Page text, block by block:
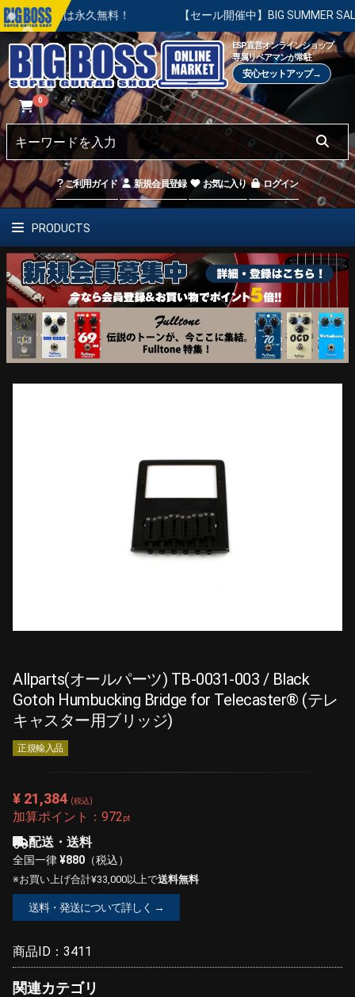
は永久無料！ 【セール開催中】BIG SUMMER SALE | 対
ESP直営オンラインショップ
専属リペアマンが常駐
安心セットアップ→
0
ご利用ガイド 新規会員登録 お気に入り ログイン
PRODUCTS
Allparts(オールパーツ) TB-0031-003 / Black
Gotoh Humbucking Bridge for Telecaster® (テレ
キャスター用ブリッジ)
正規輸入品
¥ 21,384 (税込)
加算ポイント： 972pt
配送・送料
全国一律¥880 （税込）
※お買い上げ合計¥33,000以上で送料無料
送料・発送について詳しく →
商品ID： 3411
関連カテゴリ